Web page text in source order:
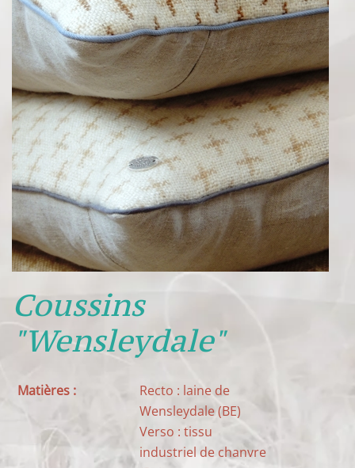
Coussins
"Wensleydale"
Matières :
Recto : laine de
Wensleydale (BE)
Verso : tissu
industriel de chanvre